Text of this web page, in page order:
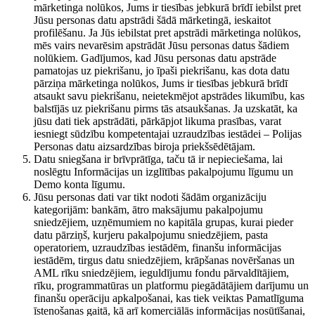
mārketinga nolūkos, Jums ir tiesības jebkurā brīdī iebilst pret
Jūsu personas datu apstrādi šādā mārketingā, ieskaitot
profilēšanu. Ja Jūs iebilstat pret apstrādi mārketinga nolūkos,
mēs vairs nevarēsim apstrādāt Jūsu personas datus šādiem
nolūkiem. Gadījumos, kad Jūsu personas datu apstrāde
pamatojas uz piekrišanu, jo īpaši piekrišanu, kas dota datu
pārziņa mārketinga nolūkos, Jums ir tiesības jebkurā brīdī
atsaukt savu piekrišanu, neietekmējot apstrādes likumību, kas
balstījās uz piekrišanu pirms tās atsaukšanas. Ja uzskatāt, ka
jūsu dati tiek apstrādāti, pārkāpjot likuma prasības, varat
iesniegt sūdzību kompetentajai uzraudzības iestādei – Polijas
Personas datu aizsardzības biroja priekšsēdētājam.
Datu sniegšana ir brīvprātīga, taču tā ir nepieciešama, lai
noslēgtu Informācijas un izglītības pakalpojumu līgumu un
Demo konta līgumu.
Jūsu personas dati var tikt nodoti šādām organizāciju
kategorijām: bankām, ātro maksājumu pakalpojumu
sniedzējiem, uzņēmumiem no kapitāla grupas, kurai pieder
datu pārziņš, kurjeru pakalpojumu sniedzējiem, pasta
operatoriem, uzraudzības iestādēm, finanšu informācijas
iestādēm, tirgus datu sniedzējiem, krāpšanas novēršanas un
AML rīku sniedzējiem, ieguldījumu fondu pārvaldītājiem,
rīku, programmatūras un platformu piegādātājiem darījumu un
finanšu operāciju apkalpošanai, kas tiek veiktas Pamatlīguma
īstenošanas gaitā, kā arī komerciālās informācijas nosūtīšanai,